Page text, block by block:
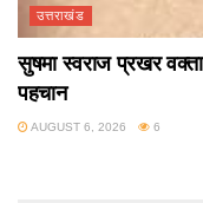
उत्तराखंड
सुषमा स्वराज प्रखर
पहचान
AUGUST 6, 2026 6